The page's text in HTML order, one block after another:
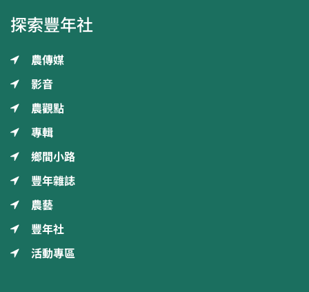
探索豐年社
農傳媒
影音
農觀點
專輯
鄉間小路
豐年雜誌
農藝
豐年社
活動專區